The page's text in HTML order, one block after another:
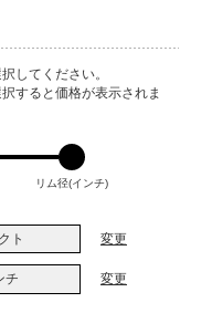
してください。
すると価格が表示されま
リム径(インチ)
ト 変更
チ 変更